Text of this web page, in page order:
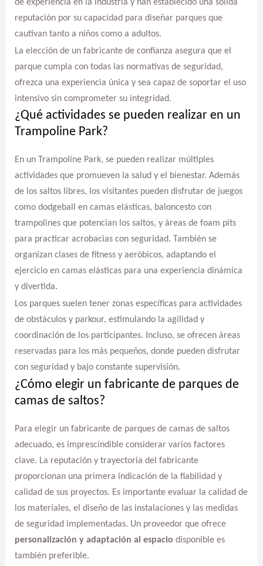
de experiencia en la industria y han establecido una sólida
reputación por su capacidad para diseñar parques que
cautivan tanto a niños como a adultos.
La elección de un fabricante de confianza asegura que el
parque cumpla con todas las normativas de seguridad,
ofrezca una experiencia única y sea capaz de soportar el uso
intensivo sin comprometer su integridad.
¿Qué actividades se pueden realizar en un
Trampoline Park?
En un Trampoline Park, se pueden realizar múltiples
actividades que promueven la salud y el bienestar. Además
de los saltos libres, los visitantes pueden disfrutar de juegos
como dodgeball en camas elásticas, baloncesto con
trampolines que potencian los saltos, y áreas de foam pits
para practicar acrobacias con seguridad. También se
organizan clases de fitness y aeróbicos, adaptando el
ejercicio en camas elásticas para una experiencia dinámica
y divertida.
Los parques suelen tener zonas específicas para actividades
de obstáculos y parkour, estimulando la agilidad y
coordinación de los participantes. Incluso, se ofrecen áreas
reservadas para los más pequeños, donde pueden disfrutar
con seguridad y bajo constante supervisión.
¿Cómo elegir un fabricante de parques de
camas de saltos?
Para elegir un fabricante de parques de camas de saltos
adecuado, es imprescindible considerar varios factores
clave. La reputación y trayectoria del fabricante
proporcionan una primera indicación de la fiabilidad y
calidad de sus proyectos. Es importante evaluar la calidad de
los materiales, el diseño de las instalaciones y las medidas
de seguridad implementadas. Un proveedor que ofrece
personalización y adaptación al espacio disponible es
también preferible.